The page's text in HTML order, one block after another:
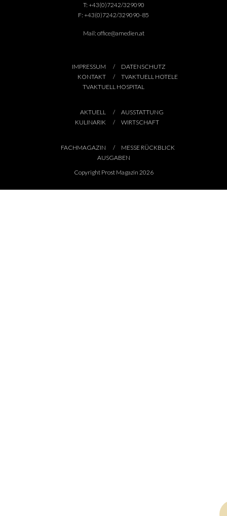
T: +43(0)7242/329090
F: +43(0)7242/329090-85
Mail: office@amedien.at
IMPRESSUM
DATENSCHUTZ
KONTAKT
TVAKTUELL HOTELE
TVAKTUELL HOSPITAL
AKTUELL
AUSSTATTUNG
KULINARIK
WIRTSCHAFT
FACHMAGAZIN
MESSE RÜCKBLICK
AUSGABEN
Copyright Prost Magazin 2026